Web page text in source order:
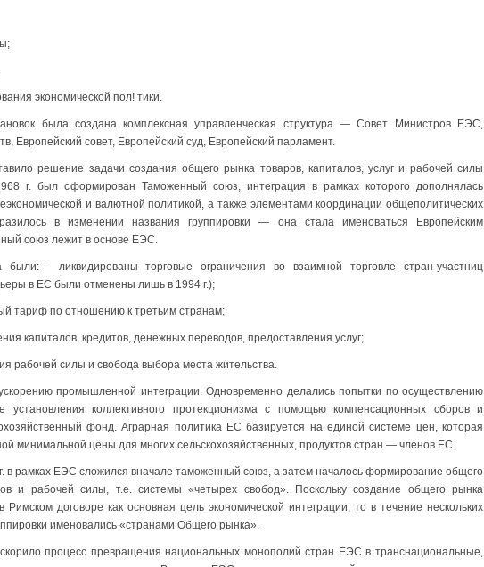
экономической пол! тики.
была создана комплексная управленческая структура — Совет Министров ЕЭС,
Европейский совет, Европейский суд, Европейский парламент.
решение задачи создания общего рынка товаров, капиталов, услуг и рабочей силы
г. был сформирован Таможенный союз, интеграция в рамках которого дополнялась
и валютной политикой, а также элементами координации общеполитических
в изменении названия группировки — она стала именоваться Европейским
союз лежит в основе ЕЭС.
- ликвидированы торговые ограничения во взаимной торговле стран-участниц
в ЕС были отменены лишь в 1994 г.);
тариф по отношению к третьим странам;
капиталов, кредитов, денежных переводов, предоставления услуг;
рабочей силы и свобода выбора места жительства.
промышленной интеграции. Одновременно делались попытки по осуществлению
установления коллективного протекционизма с помощью компенсационных сборов и
фонд. Аграрная политика ЕС базируется на единой системе цен, которая
минимальной цены для многих сельскохозяйственных, продуктов стран — членов ЕС.
в рамках ЕЭС сложился вначале таможенный союз, а затем началось формирование общего
и рабочей силы, т.е. системы «четырех свобод». Поскольку создание общего рынка
договоре как основная цель экономической интеграции, то в течение нескольких
именовались «странами Общего рынка».
процесс превращения национальных монополий стран ЕЭС в транснациональные,